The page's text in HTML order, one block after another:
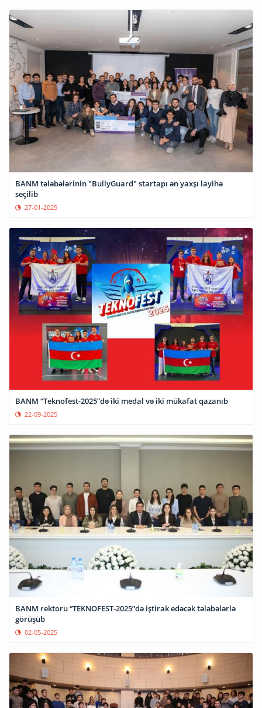
BANM tələbələrinin "BullyGuard" startapı ən yaxşı layihə
seçilib
27-01-2025
BANM “Teknofest-2025”də iki medal və iki mükafat qazanıb
22-09-2025
BANM rektoru “TEKNOFEST-2025”də iştirak edəcək tələbələrlə
görüşüb
02-05-2025